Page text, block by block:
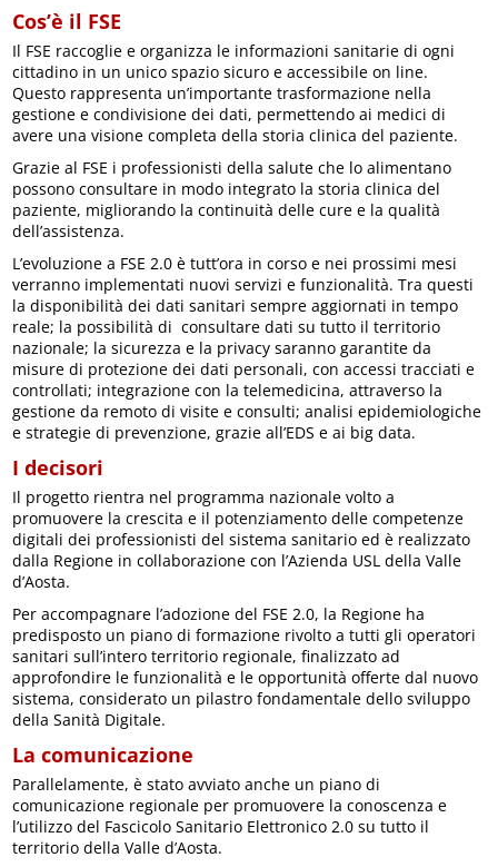
Cos’è il FSE
Il FSE raccoglie e organizza le informazioni sanitarie di ogni
cittadino in un unico spazio sicuro e accessibile on line.
Questo rappresenta un’importante trasformazione nella
gestione e condivisione dei dati, permettendo ai medici di
avere una visione completa della storia clinica del paziente.
Grazie al FSE i professionisti della salute che lo alimentano
possono consultare in modo integrato la storia clinica del
paziente, migliorando la continuità delle cure e la qualità
dell’assistenza.
L’evoluzione a FSE 2.0 è tutt’ora in corso e nei prossimi mesi
verranno implementati nuovi servizi e funzionalità. Tra questi
la disponibilità dei dati sanitari sempre aggiornati in tempo
reale; la possibilità di consultare dati su tutto il territorio
nazionale; la sicurezza e la privacy saranno garantite da
misure di protezione dei dati personali, con accessi tracciati e
controllati; integrazione con la telemedicina, attraverso la
gestione da remoto di visite e consulti; analisi epidemiologiche
e strategie di prevenzione, grazie all’EDS e ai big data.
I decisori
Il progetto rientra nel programma nazionale volto a
promuovere la crescita e il potenziamento delle competenze
digitali dei professionisti del sistema sanitario ed è realizzato
dalla Regione in collaborazione con l’Azienda USL della Valle
d’Aosta.
Per accompagnare l’adozione del FSE 2.0, la Regione ha
predisposto un piano di formazione rivolto a tutti gli operatori
sanitari sull’intero territorio regionale, finalizzato ad
approfondire le funzionalità e le opportunità offerte dal nuovo
sistema, considerato un pilastro fondamentale dello sviluppo
della Sanità Digitale.
La comunicazione
Parallelamente, è stato avviato anche un piano di
comunicazione regionale per promuovere la conoscenza e
l’utilizzo del Fascicolo Sanitario Elettronico 2.0 su tutto il
territorio della Valle d’Aosta.